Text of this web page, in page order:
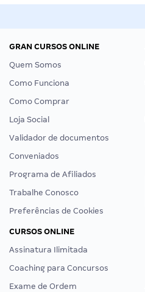
GRAN CURSOS ONLINE
Quem Somos
Como Funciona
Como Comprar
Loja Social
Validador de documentos
Conveniados
Programa de Afiliados
Trabalhe Conosco
Preferências de Cookies
CURSOS ONLINE
Assinatura Ilimitada
Coaching para Concursos
Exame de Ordem